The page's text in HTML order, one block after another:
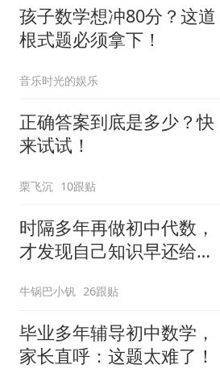
孩子数学想冲80分？这道
根式题必须拿下！
音乐时光的娱乐
正确答案到底是多少？快
来试试！
栗飞沉 10跟贴
时隔多年再做初中代数，
才发现自己知识早还给老
牛锅巴小钒 26跟贴
毕业多年辅导初中数学，
家长直呼：这题太难了！